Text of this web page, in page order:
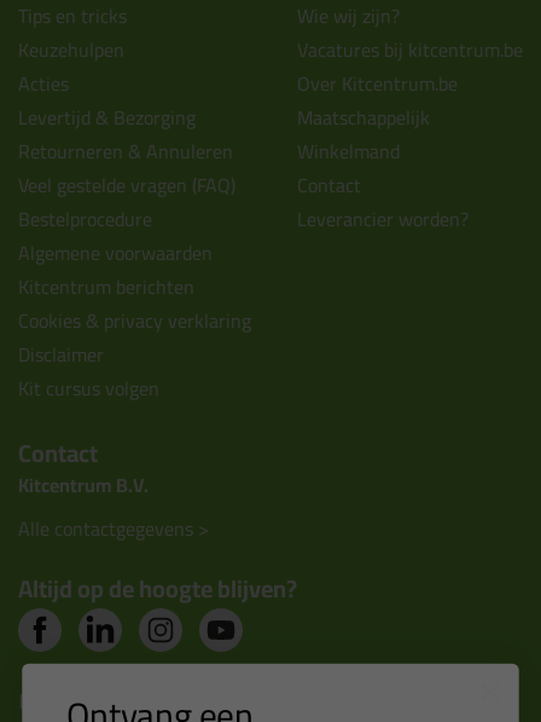
Tips en tricks
Keuzehulpen
Acties
Levertijd & Bezorging
Retourneren & Annuleren
Veel gestelde vragen (FAQ)
Bestelprocedure
Algemene voorwaarden
Kitcentrum berichten
Cookies & privacy verklaring
Disclaimer
Kit cursus volgen
Wie wij zijn?
Vacatures bij kitcentrum.be
Over Kitcentrum.be
Maatschappelijk
Winkelmand
Contact
Leverancier worden?
Contact
Kitcentrum B.V.
Alle contactgegevens >
Altijd op de hoogte blijven?
Nieuws, tips en exclusieve deals rechtstreeks in je